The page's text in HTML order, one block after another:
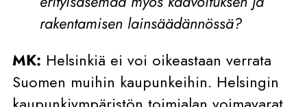
rakentamisen lainsäädännössä?
MK: Helsinkiä ei voi oikeastaan verrata
Suomen muihin kaupunkeihin. Helsingin